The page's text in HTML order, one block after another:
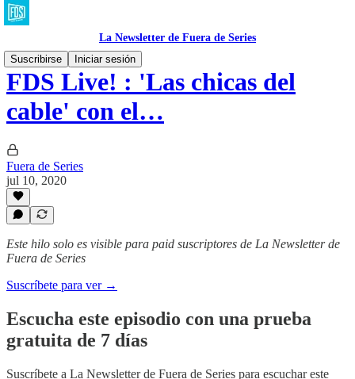
La Newsletter de Fuera de Series
Suscribirse
Iniciar sesión
FDS Live! : 'Las chicas del
cable' con el…
Fuera de Series
jul 10, 2020
Este hilo solo es visible para paid suscriptores de La Newsletter de
Fuera de Series
Suscríbete para ver →
Escucha este episodio con una prueba
gratuita de 7 días
Suscríbete a La Newsletter de Fuera de Series para escuchar este